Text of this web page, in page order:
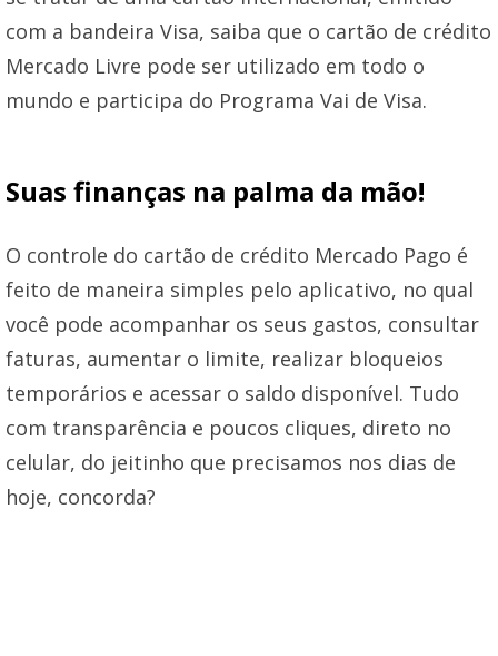
com a bandeira Visa, saiba que o cartão de crédito
Mercado Livre pode ser utilizado em todo o
mundo e participa do Programa Vai de Visa.
Suas finanças na palma da mão!
O controle do cartão de crédito Mercado Pago é
feito de maneira simples pelo aplicativo, no qual
você pode acompanhar os seus gastos, consultar
faturas, aumentar o limite, realizar bloqueios
temporários e acessar o saldo disponível. Tudo
com transparência e poucos cliques, direto no
celular, do jeitinho que precisamos nos dias de
hoje, concorda?